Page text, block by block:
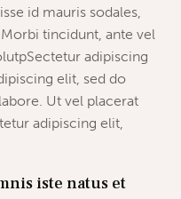
id mauris sodales,
tincidunt, ante vel
adipiscing
elit, sed do
Ut vel placerat
adipiscing elit,
iste natus et